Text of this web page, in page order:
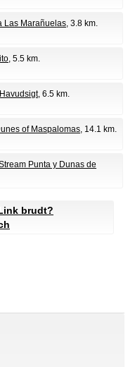
Las Marañuelas, 3.8 km.
, 5.5 km.
, 6.5 km.
of Maspalomas, 14.1 km.
Punta y Dunas de
brudt?